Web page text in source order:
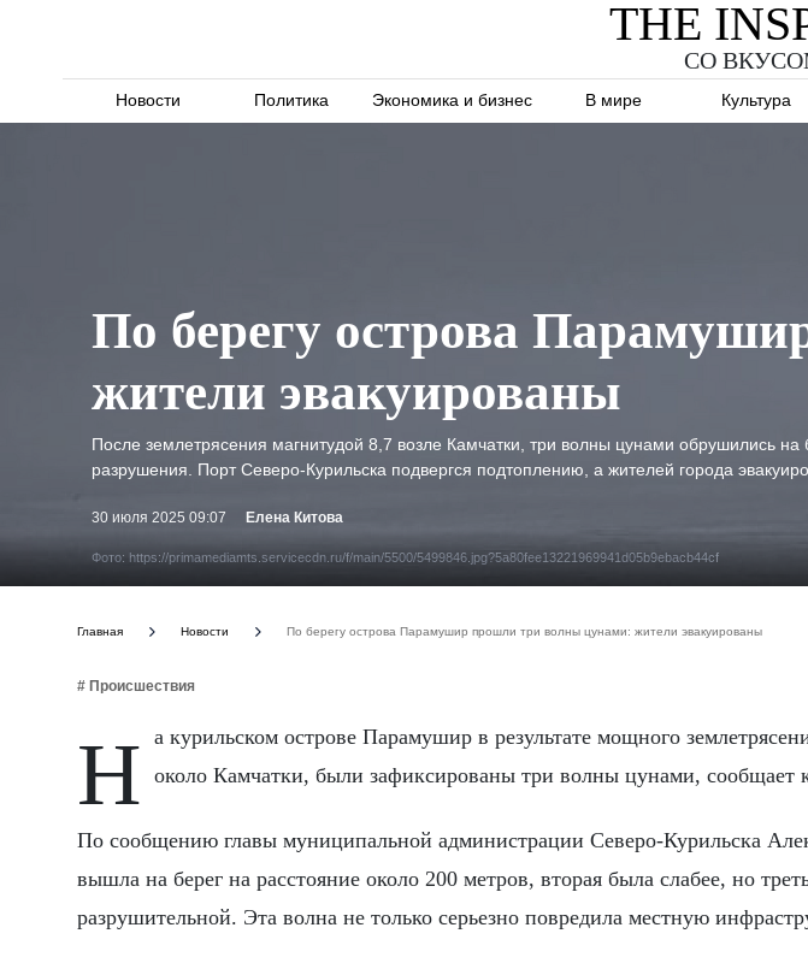
THE
СО
Новости Политика Экономика и бизнес В мире Культура
Фото: https://primamediamts.servicecdn.ru/f/main/5500/5499846.jpg?5a80fee13221969941d05b9ebacb44cf
По берегу острова
жители эвакуированы
После землетрясения магнитудой 8,7 возле Камчатки, три волны цунами обрушились
разрушения. Порт Северо-Курильска подвергся подтоплению, а жителей города
30 июля 2025 09:07 Елена Китова
Главная Новости По берегу острова Парамушир прошли три волны цунами: жители эвакуированы
# Происшествия
На курильском острове Парамушир в результате мощного землетрясения, произошедшего в Тихом океане около Камчатки, были зафиксированы три волны цунами, сообщает
По сообщению главы муниципальной администрации Северо-Курильска
вышла на берег на расстояние около 200 метров, вторая была слабее, но
разрушительной. Эта волна не только серьезно повредила местную